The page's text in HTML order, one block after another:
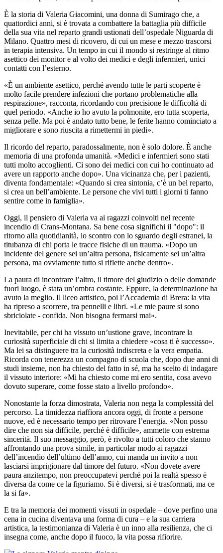
È la storia di Valeria Giacomini, una donna di Sumirago che, a
quattordici anni, si è trovata a combattere la battaglia più difficile
della sua vita nel reparto grandi ustionati dell’ospedale Niguarda di
Milano. Quattro mesi di ricovero, di cui un mese e mezzo trascorsi
in terapia intensiva. Un tempo in cui il mondo si restringe al ritmo
asettico dei monitor e al volto dei medici e degli infermieri, unici
contatti con l’esterno.
«È un ambiente asettico, perché avendo tutte le parti scoperte è
molto facile prendere infezioni che portano problematiche alla
respirazione», racconta, ricordando con precisione le difficoltà di
quel periodo. «Anche io ho avuto la polmonite, ero tutta scoperta,
senza pelle. Ma poi è andato tutto bene, le ferite hanno cominciato a
migliorare e sono riuscita a rimettermi in piedi».
Il ricordo del reparto, paradossalmente, non è solo dolore. È anche
memoria di una profonda umanità. «Medici e infermieri sono stati
tutti molto accoglienti. Ci sono dei medici con cui ho continuato ad
avere un rapporto anche dopo». Una vicinanza che, per i pazienti,
diventa fondamentale: «Quando si crea sintonia, c’è un bel reparto,
si crea un bell’ambiente. Le persone che vivi tutti i giorni ti fanno
sentire come in famiglia».
Oggi, il pensiero di Valeria va ai ragazzi coinvolti nel recente
incendio di Crans-Montana. Sa bene cosa significhi il "dopo": il
ritorno alla quotidianità, lo scontro con lo sguardo degli estranei, la
titubanza di chi porta le tracce fisiche di un trauma. «Dopo un
incidente del genere sei un’altra persona, fisicamente sei un’altra
persona, ma ovviamente tutto si riflette anche dentro».
La paura di incontrare l’altro, il timore del giudizio o delle domande
fuori luogo, è stata un’ombra costante. Eppure, la determinazione ha
avuto la meglio. Il liceo artistico, poi l’Accademia di Brera: la vita
ha ripreso a scorrere, tra pennelli e libri. «Le mie paure si sono
sbriciolate - confida. Non bisogna fermarsi mai».
Inevitabile, per chi ha vissuto un’ustione grave, incontrare la
curiosità superficiale di chi si limita a chiedere «cosa ti è successo».
Ma lei sa distinguere tra la curiosità indiscreta e la vera empatia.
Ricorda con tenerezza un compagno di scuola che, dopo due anni di
studi insieme, non ha chiesto del fatto in sé, ma ha scelto di indagare
il vissuto interiore: «Mi ha chiesto come mi ero sentita, cosa avevo
dovuto superare, come fosse stato a livello profondo».
Nonostante la forza dimostrata, Valeria non nega la complessità del
percorso. La timidezza riaffiora ancora oggi, di fronte a persone
nuove, ed è necessario tempo per ritrovare l’energia. «Non posso
dire che non sia difficile, perché è difficile», ammette con estrema
sincerità. Il suo messaggio, però, è rivolto a tutti coloro che stanno
affrontando una prova simile, in particolar modo ai ragazzi
dell’incendio dell’ultimo dell’anno, cui manda un invito a non
lasciarsi imprigionare dal timore del futuro. «Non dovete avere
paura anzitempo, non preoccupatevi perché poi la realtà spesso è
diversa da come ce la figuriamo. Si è diversi, si è trasformati, ma ce
la si fa».
E tra la memoria dei momenti vissuti in ospedale – dove perfino una
cena in cucina diventava una forma di cura – e la sua carriera
artistica, la testimonianza di Valeria è un inno alla resilienza, che ci
insegna come, anche dopo il fuoco, la vita possa rifiorire.